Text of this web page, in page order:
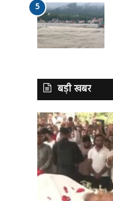
बड़ी खबर